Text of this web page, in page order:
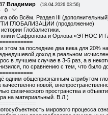
Владимир (18.04.2026 03:56)
0
обо Всём. Раздел III
ГЛОБАЛИЗАЦИИ (продолжение)
Глобалистики.
книги Сафронова и Орлова «ЭТНОС
этом за последние два века для 20%
доход в реальном
в лучшем случае в 3-5 раз, а в
по сравнению с тем, что было
одним общепризнанным атрибутом
качественно новой,
физического пространства и
на материальный. В.Л.)
мирового процесса